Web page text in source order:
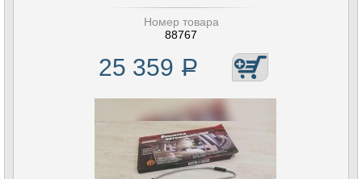
Номер товара
88767
25 359 Р